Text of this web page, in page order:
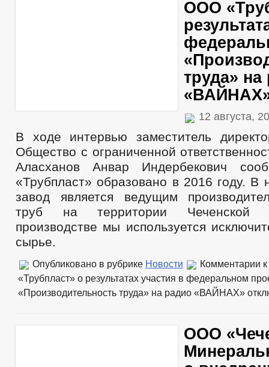
ООО
труда» на
12 августа,
В ходе интервью заместитель
Общество с ограниченной
Аласханов Анвар Индербекович
«Трубпласт» образовано в 2016 году. В
завод является ведущим
труб на территории Чеченской
производстве мы используется
сырье.
Опубликовано в рубрике Новости Комментарии
«Трубпласт» о результатах участия в федеральном
«Производительность труда» на радио «ВАЙНАХ»
ООО